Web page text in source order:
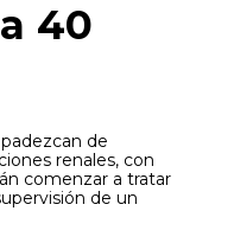
40
de
renales, con
comenzar a tratar
de un